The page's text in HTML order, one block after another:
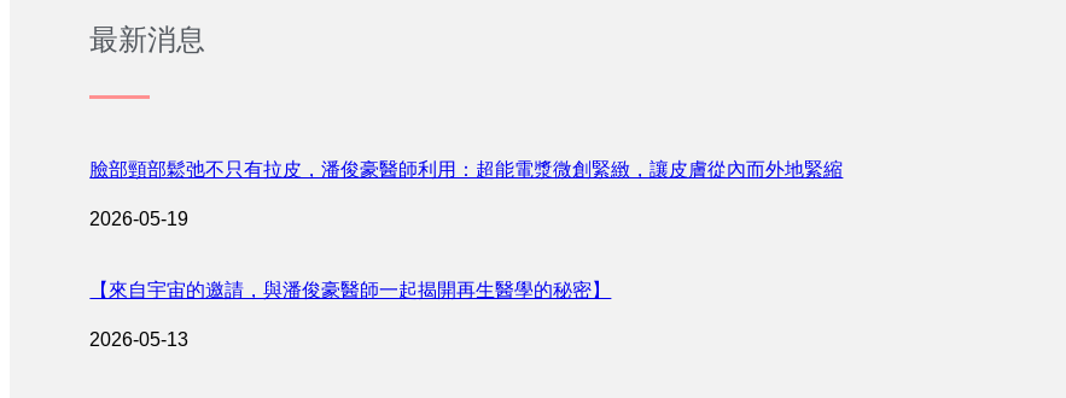
最新消息
臉部頸部鬆弛不只有拉皮，潘俊豪醫師利用：超能電漿微創緊緻，讓皮膚從內而外地緊縮
2026-05-19
【來自宇宙的邀請，與潘俊豪醫師一起揭開再生醫學的秘密】
2026-05-13